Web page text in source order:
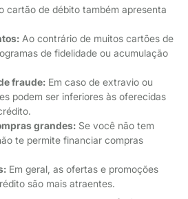
cartão de débito também apresenta
Ao contrário de muitos cartões de
de fidelidade ou acumulação
fraude: Em caso de extravio ou
podem ser inferiores às oferecidas
grandes: Se você não tem
te permite financiar compras
Em geral, as ofertas e promoções
são mais atraentes.